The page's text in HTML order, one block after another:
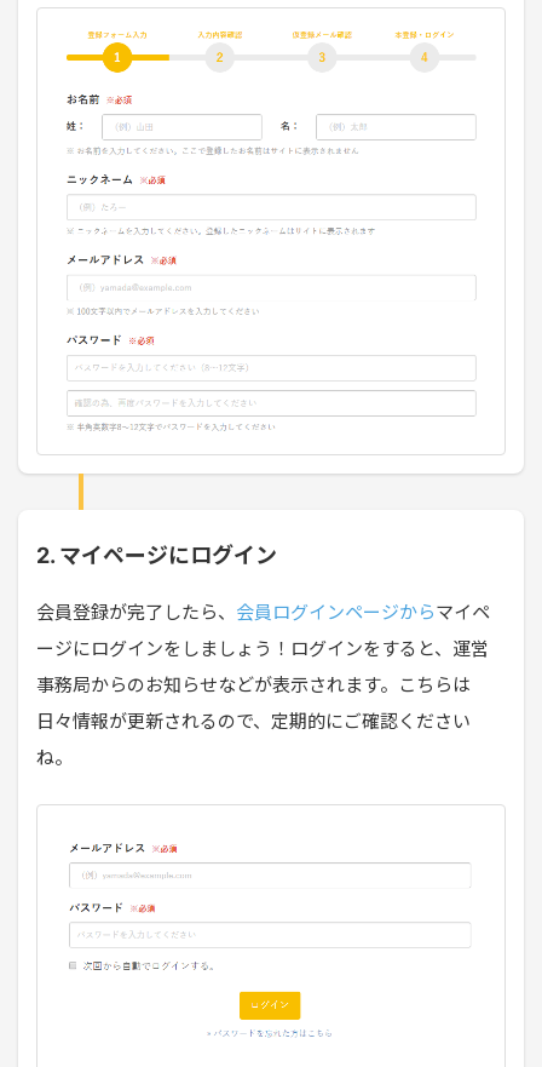
2. マイページにログイン
会員登録が完了したら、 会員ログインページからマイペ
ージにログインをしましょう！ログインをすると、運営
事務局からのお知らせなどが表示されます。こちらは
日々情報が更新されるので、定期的にご確認ください
ね。